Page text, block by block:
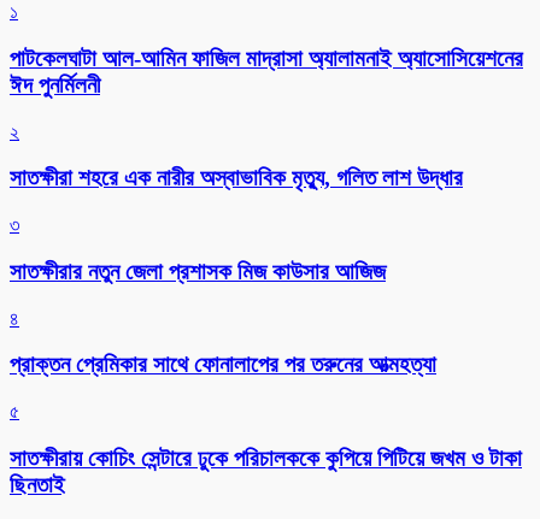
১
পাটকেলঘাটা আল-আমিন ফাজিল মাদ্রাসা অ্যালামনাই অ্যাসোসিয়েশনের
ঈদ পুনর্মিলনী
২
সাতক্ষীরা শহরে এক নারীর অস্বাভাবিক মৃত্যু, গলিত লাশ উদ্ধার
৩
সাতক্ষীরার নতুন জেলা প্রশাসক মিজ কাউসার আজিজ
৪
প্রাক্তন প্রেমিকার সাথে ফোনালাপের পর তরুনের আত্মহত্যা
৫
সাতক্ষীরায় কোচিং সেন্টারে ঢুকে পরিচালককে কুপিয়ে পিটিয়ে জখম ও টাকা
ছিনতাই